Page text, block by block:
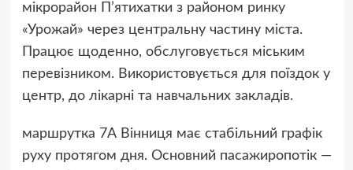
мікрорайон П’ятихатки з районом ринку
«Урожай» через центральну частину міста.
Працює щоденно, обслуговується міським
перевізником. Використовується для поїздок у
центр, до лікарні та навчальних закладів.
маршрутка 7А Вінниця має стабільний графік
руху протягом дня. Основний пасажиропотік —